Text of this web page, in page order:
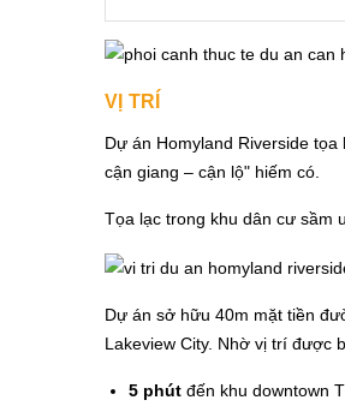
VỊ TRÍ
Dự án Homyland Riverside
cận giang – cận lộ" hiếm có.
Tọa lạc trong khu dân cư sầm
Dự án sở hữu 40m mặt tiền
Lakeview City. Nhờ vị trí được
5 phút đến khu downtown